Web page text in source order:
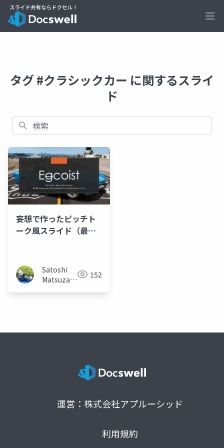
タグ #クラシックカー に関するスライ
ド
検索
妄想で作ったピッチト
ーク風スライド（最新
Satoshi
Matsuzawa
152
運営：株式会社アプルーシッド
利用規約